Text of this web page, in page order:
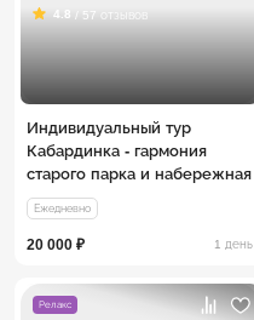
4.8 / 57 отзывов
Индивидуальный тур
Кабардинка - гармония
старого парка и набережная
Ежедневно
20 000 ₽ 1 день
Релакс